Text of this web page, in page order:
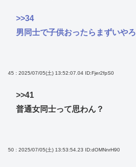
>>34
男同士で子供おったらまずいやろ
45 : 2025/07/05(土) 13:52:07.04 ID:Fjer2fpS0
>>41
普通女同士って思わん？
50 : 2025/07/05(土) 13:53:54.23 ID:dOMNnrH90